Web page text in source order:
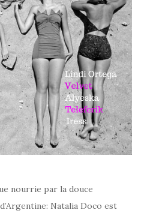
nourrie par la douce
Natalia Doco est